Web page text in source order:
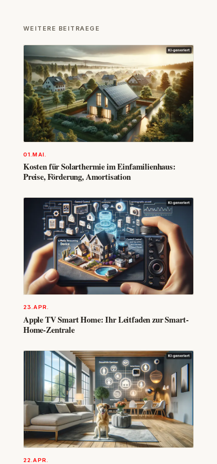
WEITERE BEITRAEGE
01.MAI.
Kosten für Solarthermie im Einfamilienhaus:
Preise, Förderung, Amortisation
23.APR.
Apple TV Smart Home: Ihr Leitfaden zur Smart-
Home-Zentrale
22.APR.